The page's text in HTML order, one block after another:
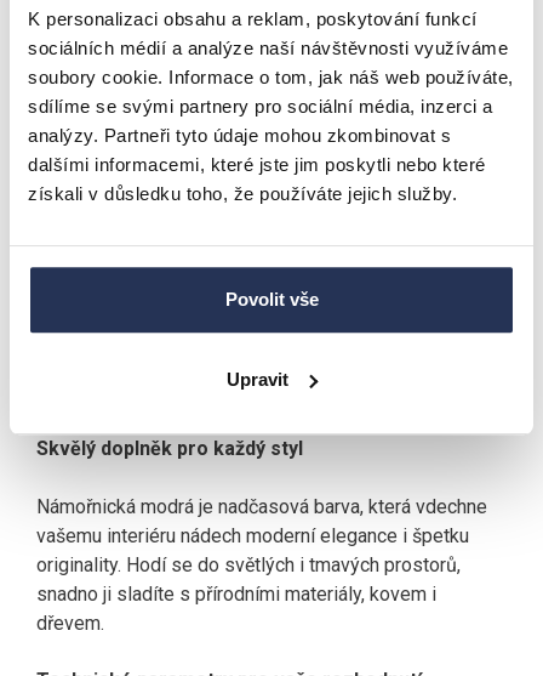
K personalizaci obsahu a reklam, poskytování funkcí
sociálních médií a analýze naší návštěvnosti využíváme
soubory cookie. Informace o tom, jak náš web používáte,
sdílíme se svými partnery pro sociální média, inzerci a
analýzy. Partneři tyto údaje mohou zkombinovat s
dalšími informacemi, které jste jim poskytli nebo které
získali v důsledku toho, že používáte jejich služby.
Povolit vše
Upravit
kvalitním plynovým zvedákem, který umožní plynule
nastavit výšku sedu přesně podle vaší postavy i výšky
pultu. Stačí jediný pohyb a židle je připravená – ať už
jste subtilní nebo vyšší postavy, vždy budete sedět
maximálně pohodlně.
Robustní základ pro maximální stabilitu
Židle stojí na pevné kovové konstrukci lakované do
elegantní černé. Kvalitní materiály znamenají naprostou
stabilitu a dlouhou životnost – i při každodenním
používání. Nemusíte se bát kývání, viklání nebo
na nohy myslí na vaše pohodlí a bezpečnost.
Skvělý doplněk pro každý styl
Námořnická modrá je nadčasová barva, která vdechne
vašemu interiéru nádech moderní elegance i špetku
originality. Hodí se do světlých i tmavých prostorů,
snadno ji sladíte s přírodními materiály, kovem i
dřevem.